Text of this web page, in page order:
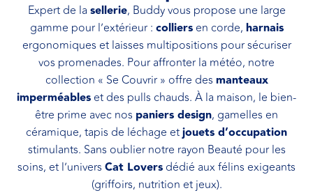
Expert de lasellerie, Buddy vous propose une large
gamme pour l’extérieur : colliersen corde, harnais
ergonomiques et laisses multipositions pour sécuriser
vos promenades. Pour affronter la météo, notre
collection « Se Couvrir » offre des manteaux
imperméables et des pulls chauds. À la maison, le bien-
être prime avec nos paniers design, gamelles en
céramique, tapis de léchage etjouets d’occupation
stimulants. Sans oublier notre rayon Beauté pour les
soins, et l’univers Cat Lovers dédié aux félins exigeants
(griffoirs, nutrition et jeux).